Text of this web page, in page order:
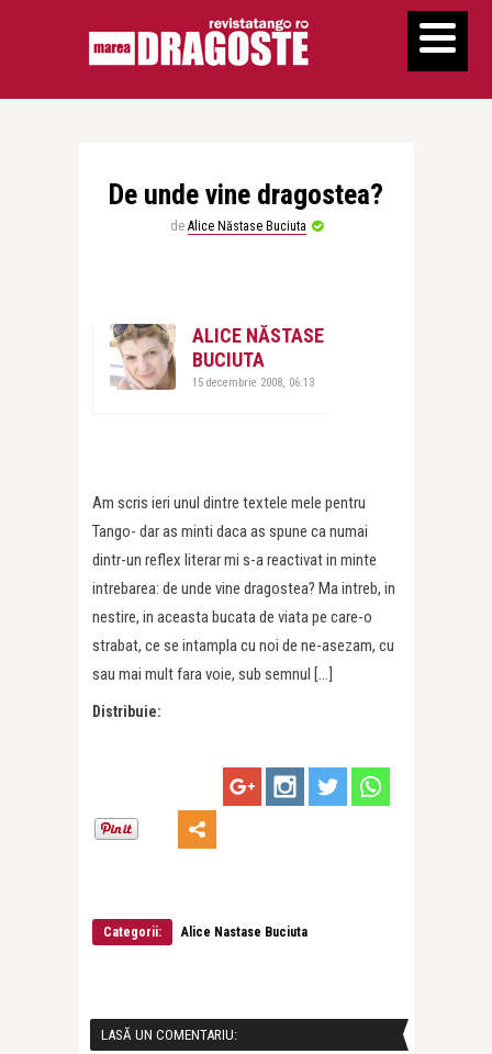
De unde vine dragostea?
de Alice Năstase Buciuta
ALICE NĂSTASE
BUCIUTA
15 decembrie 2008, 06:13
Am scris ieri unul dintre textele mele pentru
Tango- dar as minti daca as spune ca numai
dintr-un reflex literar mi s-a reactivat in minte
intrebarea: de unde vine dragostea? Ma intreb, in
nestire, in aceasta bucata de viata pe care-o
strabat, ce se intampla cu noi de ne-asezam, cu
sau mai mult fara voie, sub semnul […]
Distribuie:
Categorii: Alice Nastase Buciuta
LASĂ UN COMENTARIU: